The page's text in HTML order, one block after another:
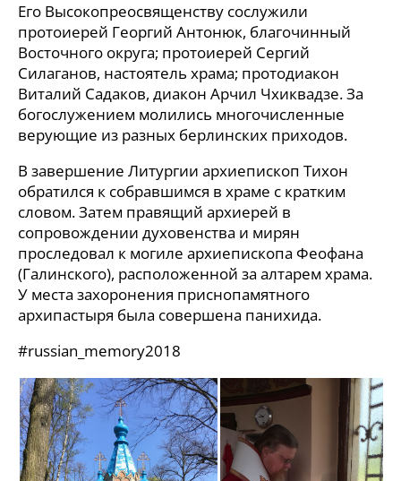
Его Высокопреосвященству сослужили
протоиерей Георгий Антонюк, благочинный
Восточного округа; протоиерей Сергий
Силаганов, настоятель храма; протодиакон
Виталий Садаков, диакон Арчил Чхиквадзе. За
богослужением молились многочисленные
верующие из разных берлинских приходов.
В завершение Литургии архиепископ Тихон
обратился к собравшимся в храме с кратким
словом. Затем правящий архиерей в
сопровождении духовенства и мирян
проследовал к могиле архиепископа Феофана
(Галинского), расположенной за алтарем храма.
У места захоронения приснопамятного
архипастыря была совершена панихида.
#russian_memory2018